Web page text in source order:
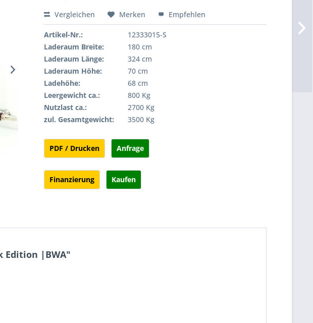
Vergleichen Merken Empfehlen
Artikel-Nr.:
12333015-S
Laderaum Breite:
180 cm
Laderaum Länge:
324 cm
Laderaum Höhe:
70 cm
Ladehöhe:
68 cm
Leergewicht ca.:
800 Kg
Nutzlast ca.:
2700 Kg
zul. Gesamtgewicht:
3500 Kg
PDF / Drucken Anfrage
Finanzierung Kaufen
Edition |BWA"